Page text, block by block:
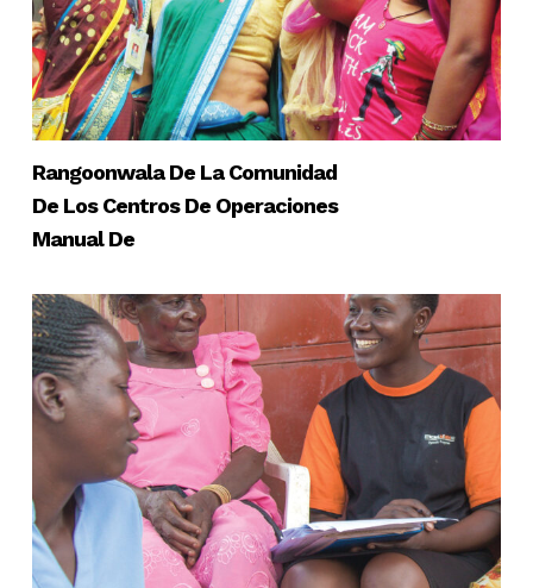
Rangoonwala De La Comunidad
De Los Centros De Operaciones
Manual De